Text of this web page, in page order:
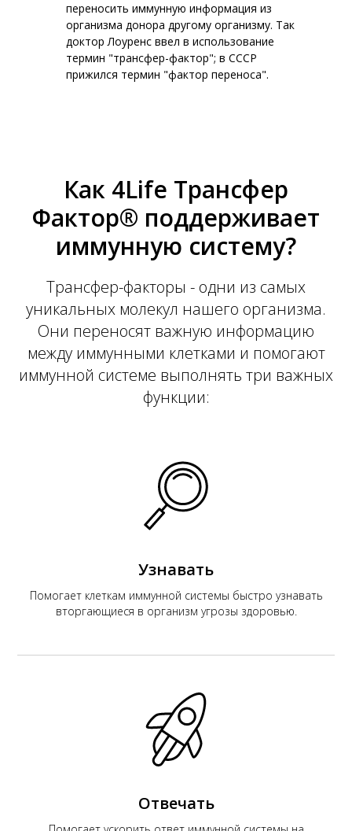
переносить иммунную информация из
организма донора другому организму. Так
доктор Лоуренс ввел в использование
термин "трансфер-фактор"; в СССР
прижился термин "фактор переноса".
Как 4Life Трансфер
Фактор® поддерживает
иммунную систему?
Трансфер-факторы - одни из самых
уникальных молекул нашего организма.
Они переносят важную информацию
между иммунными клетками и помогают
иммунной системе выполнять три важных
функции:
Узнавать
Помогает клеткам иммунной системы быстро узнавать
вторгающиеся в организм угрозы здоровью.
Отвечать